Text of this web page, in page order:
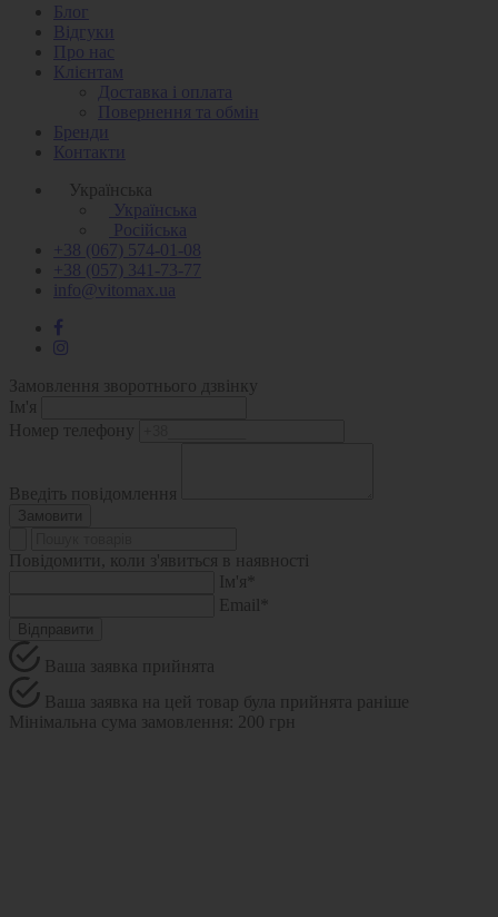
Блог
Відгуки
Про нас
Клієнтам
Доставка і оплата
Повернення та обмін
Бренди
Контакти
Українська
Українська
Російська
+38 (067) 574-01-08
+38 (057) 341-73-77
info@vitomax.ua
Замовлення зворотнього дзвінку
Ім'я
Номер телефону
Введіть повідомлення
Замовити
Повідомити, коли з'явиться в наявності
Ім'я*
Email*
Відправити
Ваша заявка прийнята
Ваша заявка на цей товар була прийнята раніше
Мінімальна сума замовлення: 200 грн